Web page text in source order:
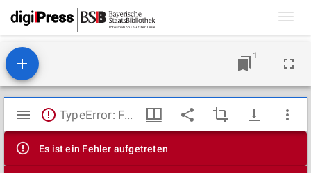
1
Mirador
Viewer
TypeError: Failed to fetch
Es ist ein Fehler aufgetreten